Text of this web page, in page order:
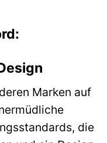
Marken auf
die